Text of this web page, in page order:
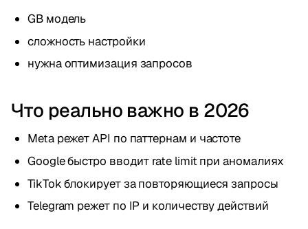
GB модель
сложность настройки
нужна оптимизация запросов
Что реально важно в 2026
Meta режет API по паттернам и частоте
Google быстро вводит rate limit при аномалиях
TikTok блокирует за повторяющиеся запросы
Telegram режет по IP и количеству действий